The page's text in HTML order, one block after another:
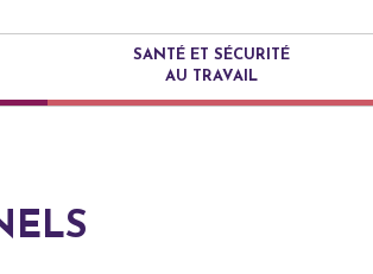
SANTÉ ET SÉCURITÉ
AU TRAVAIL